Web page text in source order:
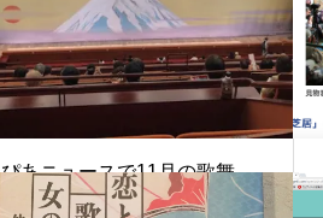
ぴあニュースで11月の歌舞
伎公演を紹介